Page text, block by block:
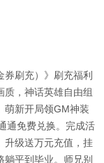
刷充）》刷充福利
质，神话英雄自由组
萌新开局领GM神装
通免费兑换。完成活
升级送万元充值，挂
平到毕业。师兄别